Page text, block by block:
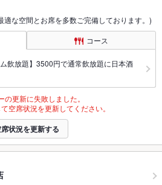
適な空間とお席を多数ご完備しております。)
コース
飲放題】3500円で通常飲放題に日本酒
の更新に失敗しました。
空席状況を更新してください。
状況を更新する